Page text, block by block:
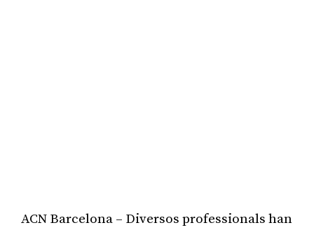
ACN Barcelona – Diversos professionals han